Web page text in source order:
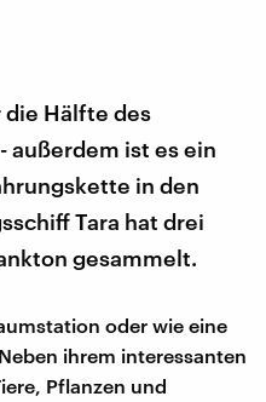
Hälfte des
außerdem ist es ein
in den
Tara hat drei
gesammelt.
oder wie eine
ihrem interessanten
Pflanzen und